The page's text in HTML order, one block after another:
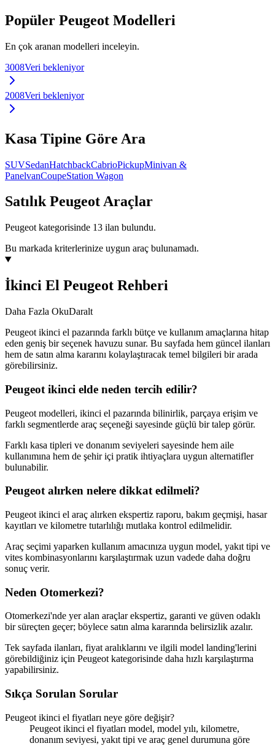
Popüler Peugeot Modelleri
En çok aranan modelleri inceleyin.
3008Veri bekleniyor
2008Veri bekleniyor
Kasa Tipine Göre Ara
SUVSedanHatchbackCabrioPickupMinivan &
PanelvanCoupeStation Wagon
SatılıkPeugeotAraçlar
Peugeot kategorisinde 13 ilan bulundu.
Bu markada kriterlerinize uygun araç bulunamadı.
İkinci El Peugeot Rehberi
Daha Fazla OkuDaralt
Peugeot ikinci el pazarında farklı bütçe ve kullanım amaçlarına hitap
eden geniş bir seçenek havuzu sunar. Bu sayfada hem güncel ilanları
hem de satın alma kararını kolaylaştıracak temel bilgileri bir arada
görebilirsiniz.
Peugeot ikinci elde neden tercih edilir?
Peugeot modelleri, ikinci el pazarında bilinirlik, parçaya erişim ve
farklı segmentlerde araç seçeneği sayesinde güçlü bir talep görür.
Farklı kasa tipleri ve donanım seviyeleri sayesinde hem aile
kullanımına hem de şehir içi pratik ihtiyaçlara uygun alternatifler
bulunabilir.
Peugeot alırken nelere dikkat edilmeli?
Peugeot ikinci el araç alırken ekspertiz raporu, bakım geçmişi, hasar
kayıtları ve kilometre tutarlılığı mutlaka kontrol edilmelidir.
Araç seçimi yaparken kullanım amacınıza uygun model, yakıt tipi ve
vites kombinasyonlarını karşılaştırmak uzun vadede daha doğru
sonuç verir.
Neden Otomerkezi?
Otomerkezi'nde yer alan araçlar ekspertiz, garanti ve güven odaklı
bir süreçten geçer; böylece satın alma kararında belirsizlik azalır.
Tek sayfada ilanları, fiyat aralıklarını ve ilgili model landing'lerini
görebildiğiniz için Peugeot kategorisinde daha hızlı karşılaştırma
yapabilirsiniz.
Sıkça Sorulan Sorular
Peugeot ikinci el fiyatları neye göre değişir?
Peugeot ikinci el fiyatları model, model yılı, kilometre,
donanım seviyesi, yakıt tipi ve araç genel durumuna göre